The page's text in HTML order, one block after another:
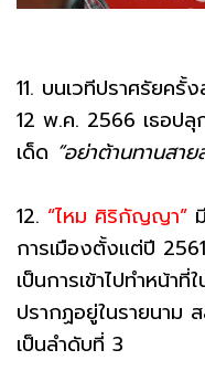
11. บนเวทีปราศรัยค
12 พ.ค. 2566 เธอป
เด็ด “อย่าต้านทานสา
12. “ไหม ศิริกัญญา”
การเมืองตั้งแต่ปี
เป็นการเข้าไปทำหน้า
ปรากฏอยู่ในรายนาม
เป็นลำดับที่ 3